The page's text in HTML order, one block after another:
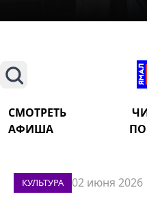
Поиск
СМОТРЕТЬ
АФИША
КУЛЬТУРА 02 июня 2026